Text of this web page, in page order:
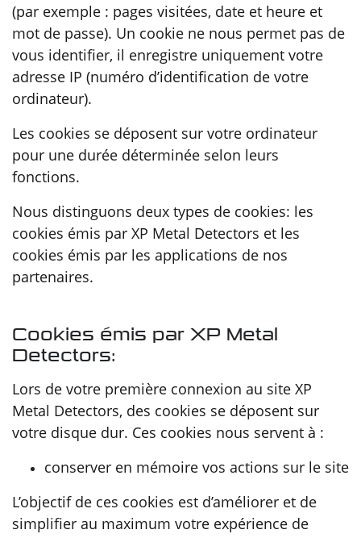
(par exemple : pages visitées, date et heure et
mot de passe). Un cookie ne nous permet pas de
vous identifier, il enregistre uniquement votre
adresse IP (numéro d’identification de votre
ordinateur).
Les cookies se déposent sur votre ordinateur
pour une durée déterminée selon leurs
fonctions.
Nous distinguons deux types de cookies: les
cookies émis par XP Metal Detectors et les
cookies émis par les applications de nos
partenaires.
Cookies émis par XP Metal
Detectors:
Lors de votre première connexion au site XP
Metal Detectors, des cookies se déposent sur
votre disque dur. Ces cookies nous servent à :
conserver en mémoire vos actions sur le site
L’objectif de ces cookies est d’améliorer et de
simplifier au maximum votre expérience de